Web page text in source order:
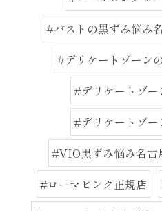
#バストの黒ずみ悩み
#デリケートゾーン
#デリケートゾ
#デリケートゾ
#VIO黒ずみ悩み名古
#ローマピンク正規店